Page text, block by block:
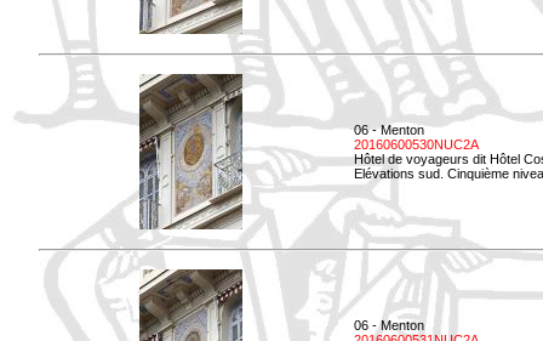
06 - Menton
20160600530NUC2A
Hôtel de voyageurs dit Hôtel
Elévations sud. Cinquième
06 - Menton